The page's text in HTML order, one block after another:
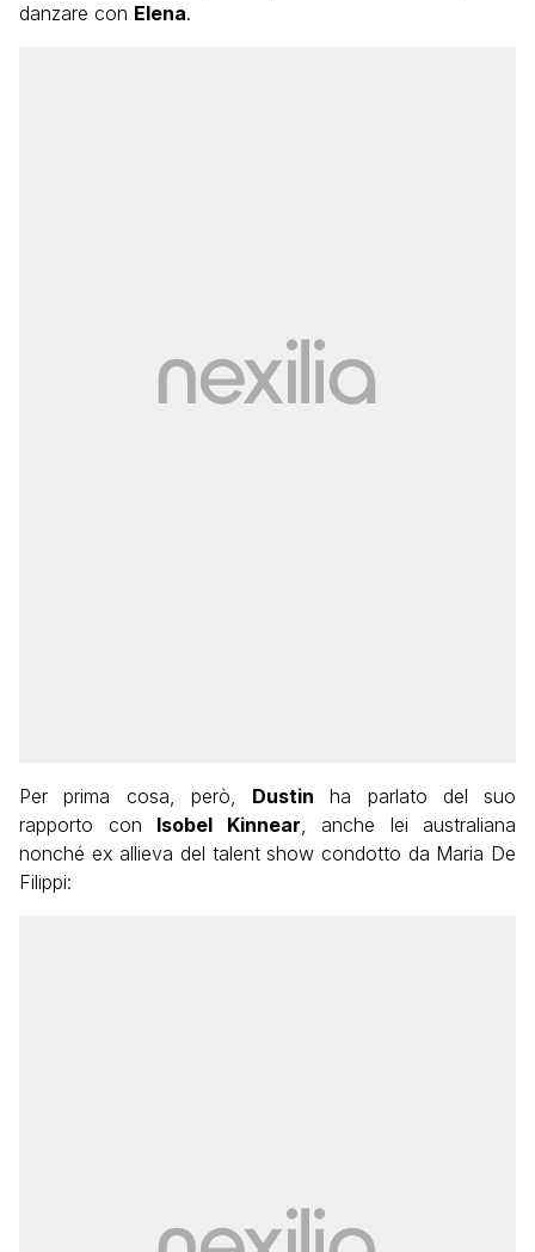
danzare con Elena.
Per prima cosa, però, Dustin ha parlato del suo
rapporto con Isobel Kinnear, anche lei australiana
nonché ex allieva del talent show condotto da Maria De
Filippi: